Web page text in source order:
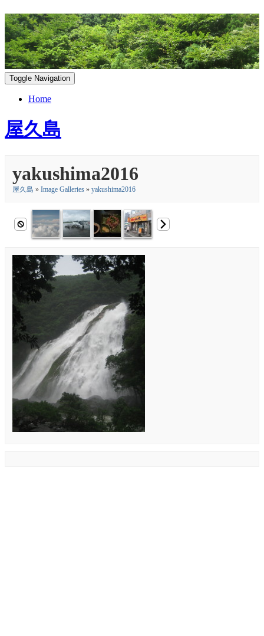
Toggle Navigation
Home
屋久島
yakushima2016
屋久島 » Image Galleries » yakushima2016